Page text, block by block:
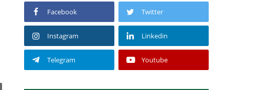
Facebook Twitter
Instagram Linkedin
Telegram Youtube